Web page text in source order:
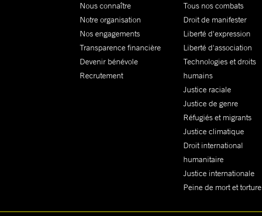
Nous connaître
Notre organisation
Nos engagements
Transparence financière
Devenir bénévole
Recrutement
Tous nos combats
Droit de manifester
Liberté d'expression
Liberté d'association
Technologies et droits
humains
Justice raciale
Justice de genre
Réfugiés et migrants
Justice climatique
Droit international
humanitaire
Justice internationale
Peine de mort et torture